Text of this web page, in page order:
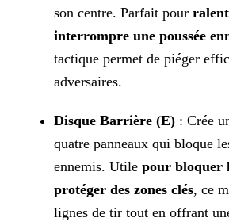
son centre. Parfait pour
interrompre une poussée
tactique permet de piéger
adversaires.
Disque Barrière (E) : Crée
quatre panneaux qui bloque
ennemis. Utile pour bloquer
protéger des zones clés, ce
lignes de tir tout en offrant